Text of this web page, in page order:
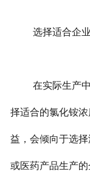
选择适合企
在实际生产
择适合的氯化铵
益，会倾向于选
或医药产品生产